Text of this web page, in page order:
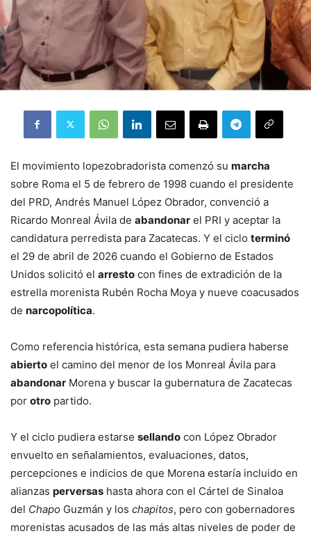
El movimiento lopezobradorista comenzó su marcha
sobre Roma el 5 de febrero de 1998 cuando el presidente
del PRD, Andrés Manuel López Obrador, convenció a
Ricardo Monreal Ávila de abandonar el PRI y aceptar la
candidatura perredista para Zacatecas. Y el ciclo terminó
el 29 de abril de 2026 cuando el Gobierno de Estados
Unidos solicitó el arresto con fines de extradición de la
estrella morenista Rubén Rocha Moya y nueve coacusados
de narcopolítica.
Como referencia histórica, esta semana pudiera haberse
abierto el camino del menor de los Monreal Ávila para
abandonar Morena y buscar la gubernatura de Zacatecas
por otro partido.
Y el ciclo pudiera estarse sellando con López Obrador
envuelto en señalamientos, evaluaciones, datos,
percepciones e indicios de que Morena estaría incluido en
alianzas perversas hasta ahora con el Cártel de Sinaloa
del Chapo Guzmán y los chapitos, pero con gobernadores
morenistas acusados de las más altas niveles de poder de